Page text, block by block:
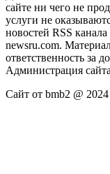
сайте ни чего не
услуги не
новостей RSS
newsru.com.
ответственность за
Администрация
Сайт от bmb2 @ 2024